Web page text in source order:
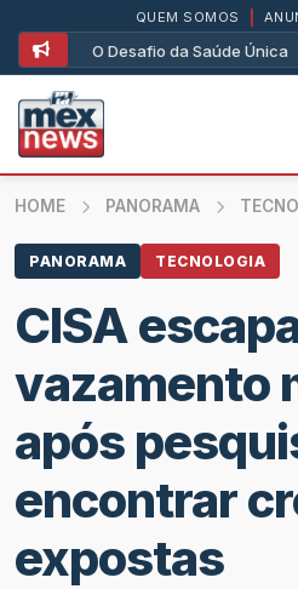
O Desafio da Saúde Única
QUEM SOMOS
HOME PANORAMA
PANORAMA TECNOLOGIA
CISA
vazamento
após
encontrar
expostas